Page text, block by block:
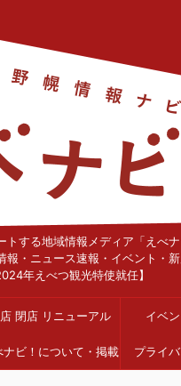
トする地域情報メディア「えべ
報・ニュース速報・イベント・
年えべつ観光特使就任】
閉店 リニューアル イベ
ナビ！について・掲載 プライ